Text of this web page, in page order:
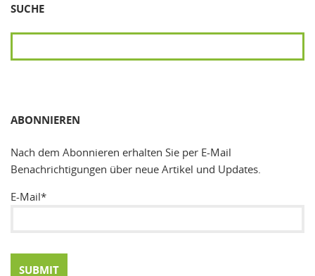
SUCHE
ABONNIEREN
Nach dem Abonnieren erhalten Sie per E-Mail
Benachrichtigungen über neue Artikel und Updates.
E-Mail*